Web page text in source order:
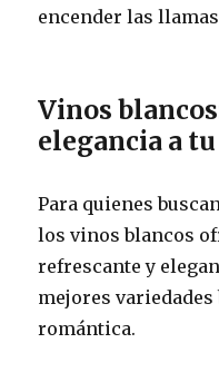
encender las
Vinos
elegancia a
Para quienes
los vinos blancos
refrescante y
mejores
romántica.